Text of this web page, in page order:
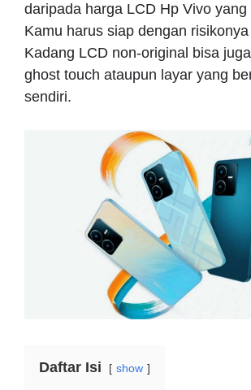
daripada harga LCD Hp Vivo
Kamu harus siap dengan
Kadang LCD non-original bisa
ghost touch ataupun layar yang
sendiri.
Daftar Isi show